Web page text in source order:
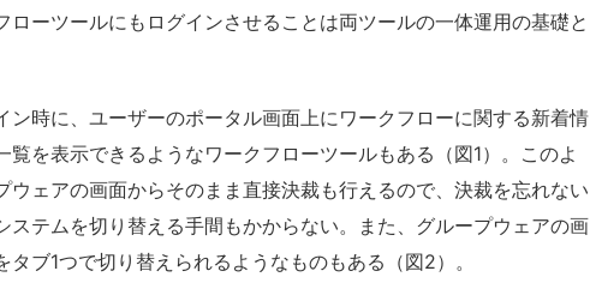
ローツールにもログインさせることは両ツールの一体運用の基礎と
時に、ユーザーのポータル画面上にワークフローに関する新着情
覧を表示できるようなワークフローツールもある（図1）。このよ
ウェアの画面からそのまま直接決裁も行えるので、決裁を忘れない
ステムを切り替える手間もかからない。また、グループウェアの画
ブ1つで切り替えられるようなものもある（図2）。